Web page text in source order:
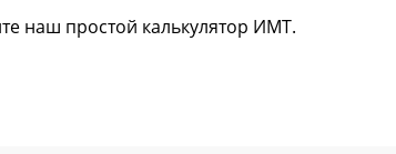
наш простой калькулятор ИМТ.